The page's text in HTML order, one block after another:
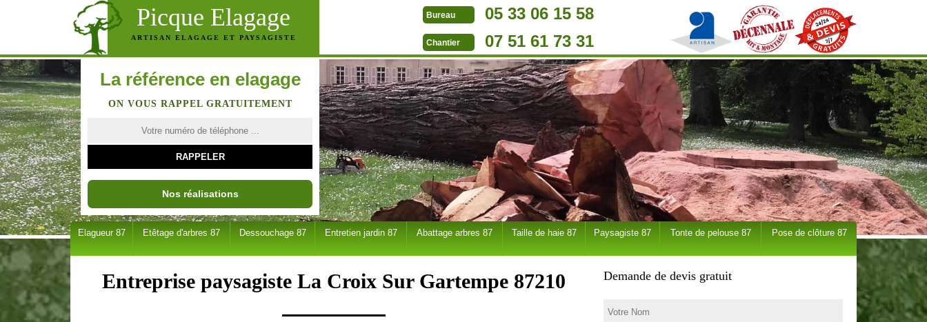
Picque Elagage
ARTISAN ELAGAGE ET PAYSAGISTE
Bureau 05 33 06 15 58
Chantier 07 51 61 73 31
La référence en elagage
ON VOUS RAPPEL GRATUITEMENT
Nos réalisations
Elagueur 87 Etêtage d'arbres 87 Dessouchage 87 Entretien jardin 87 Abattage arbres 87 Taille de haie 87 Paysagiste 87 Tonte de pelouse 87 Pose de clôture 87
Entreprise paysagiste La Croix Sur Gartempe 87210 Demande de devis gratuit